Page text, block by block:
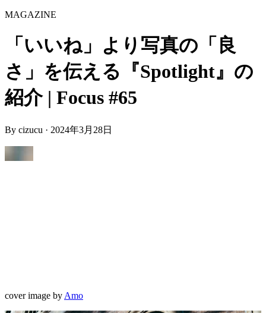
MAGAZINE
「いいね」より写真の「良
さ」を伝える『Spotlight』の
紹介 | Focus #65
By cizucu · 2024年3月28日
cover image by Amo